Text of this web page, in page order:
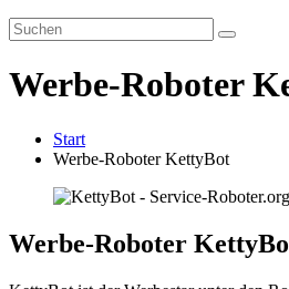
Werbe-Roboter
Start
Werbe-Roboter KettyBot
Werbe-Roboter